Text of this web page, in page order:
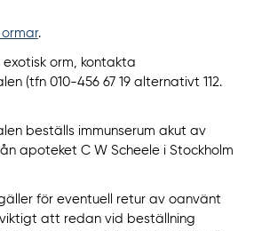
.
orm, kontakta
(tfn 010-456 67 19 alternativt 112.
beställs immunserum akut av
apoteket C W Scheele i Stockholm
för eventuell retur av oanvänt
att redan vid beställning